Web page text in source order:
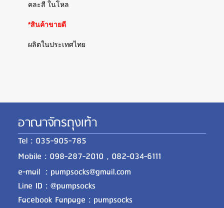
คละสี ในโหล
*สินค้าขายดี
ผลิตในประเทศไทย
อาณาจักรถุงเท้า
Tel : 035-905-785
Mobile : 098-287-2010 , 082-034-6111
e-mail : pumpsocks@gmail.com
Line ID : @pumpsocks
Facebook Fanpage : pumpsocks